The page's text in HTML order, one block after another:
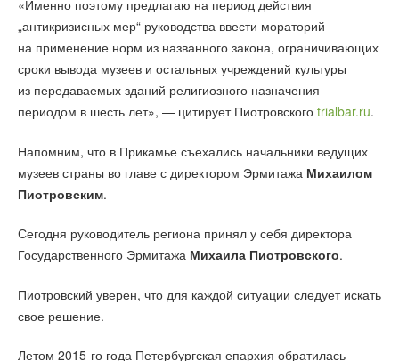
«Именно поэтому предлагаю на период действия
„антикризисных мер“ руководства ввести мораторий
на применение норм из названного закона, ограничивающих
сроки вывода музеев и остальных учреждений культуры
из передаваемых зданий религиозного назначения
периодом в шесть лет», — цитирует Пиотровского trialbar.ru.
Напомним, что в Прикамье съехались начальники ведущих
музеев страны во главе с директором Эрмитажа Михаилом
Пиотровским.
Сегодня руководитель региона принял у себя директора
Государственного Эрмитажа Михаила Пиотровского.
Пиотровский уверен, что для каждой ситуации следует искать
свое решение.
Летом 2015-го года Петербургская епархия обратилась